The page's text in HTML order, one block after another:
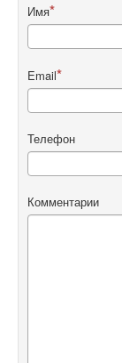
Имя
Email
Телефон
Комментарии